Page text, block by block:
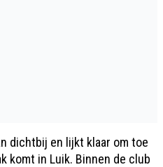
dichtbij en lijkt klaar om toe
komt in Luik. Binnen de club